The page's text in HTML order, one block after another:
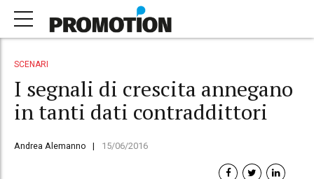
SCENARI
I segnali di crescita annegano
in tanti dati contraddittori
Andrea Alemanno 15/06/2016